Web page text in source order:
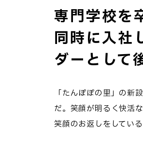
専門学校を
同時に入社
ダーとして
「たんぽぽの里」の新
だ。笑顔が明るく快活
笑顔のお返しをしている